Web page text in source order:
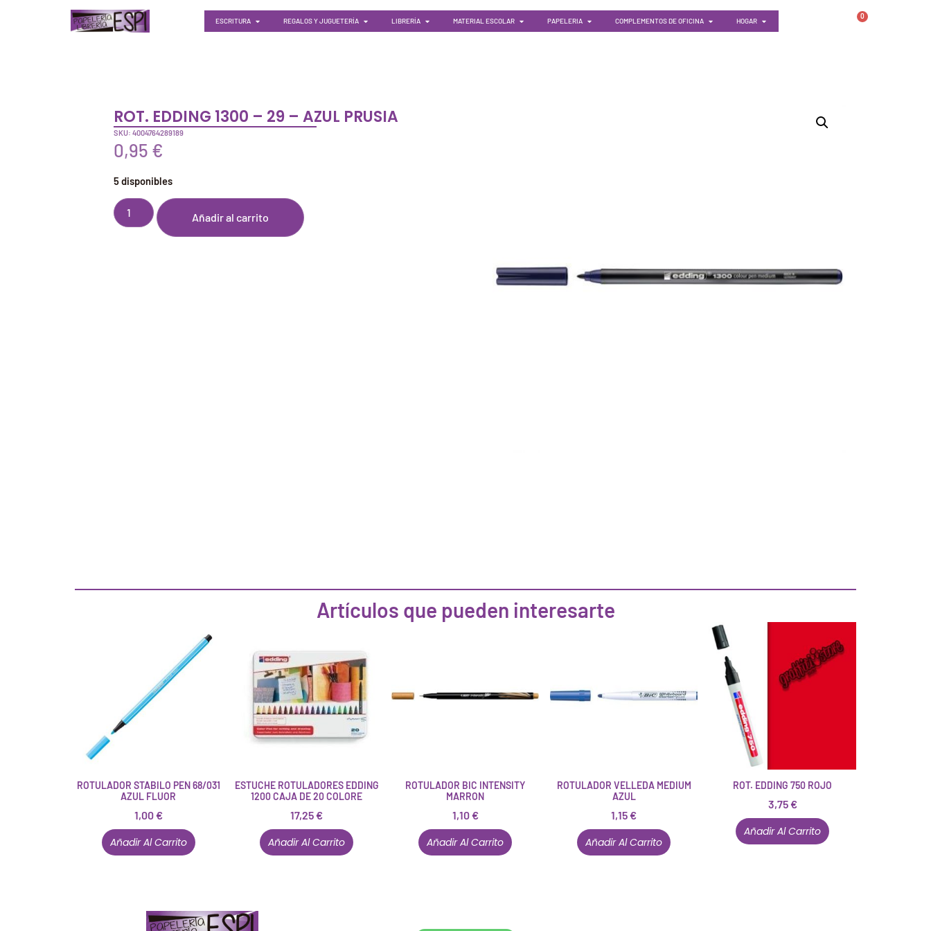
ESCRITURA REGALOS Y JUGUETERÍA LIBRERÍA MATERIAL ESCOLAR PAPELERIA COMPLEMENTOS DE OFICINA HOGAR
0
ROT. EDDING 1300 – 29 – AZUL PRUSIA
SKU: 4004764289189
0,95 €
5 disponibles
Añadir al carrito
Artículos que pueden interesarte
ROTULADOR STABILO PEN 68/031
AZUL FLUOR
1,00 €
Añadir Al Carrito
ESTUCHE ROTULADORES EDDING
1200 CAJA DE 20 COLORE
17,25 €
Añadir Al Carrito
ROTULADOR BIC INTENSITY
MARRON
1,10 €
Añadir Al Carrito
ROTULADOR VELLEDA MEDIUM
AZUL
1,15 €
Añadir Al Carrito
ROT. EDDING 750 ROJO
3,75 €
Añadir Al Carrito